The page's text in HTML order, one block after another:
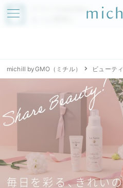
アプリでmichillが
michill byGMO（ミチル） ビューティ